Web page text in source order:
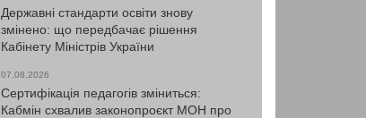
Державні стандарти освіти знову
змінено: що передбачає рішення
Кабінету Міністрів України
07.08.2026
Сертифікація педагогів зміниться:
Кабмін схвалив законопроєкт МОН про